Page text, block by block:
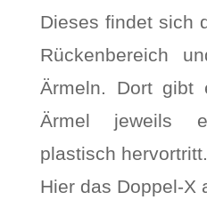
Dieses findet sich
Rückenbereich
Ärmeln. Dort gibt
Ärmel jeweils
plastisch hervortritt.
Hier das Doppel-X